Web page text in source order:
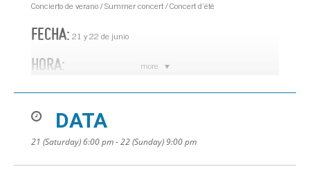
more
Concierto de verano / Summer concert / Concert d’été
FECHA: 21 y 22 de junio
HORA:
LUGAR:DATA
21 (Saturday) 6:00 pm - 22 (Sunday) 9:00 pm